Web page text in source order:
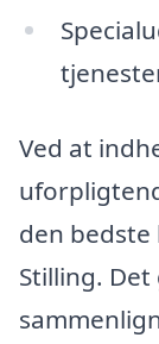
Ved at
den
Stilling.